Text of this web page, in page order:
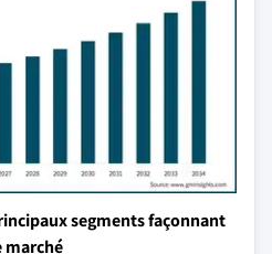
segments façonnant
marché